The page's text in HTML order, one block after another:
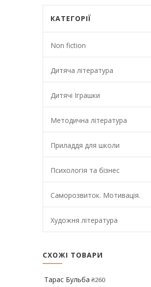
КАТЕГОРІЇ
Non fiction
Дитяча література
Дитячі Іграшки
Методична література
Приладдя для школи
Психологія та бізнес
Саморозвиток. Мотивація.
Художня література
СХОЖІ ТОВАРИ
Тарас Бульба ₴260